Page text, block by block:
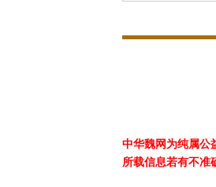
中华魏网为纯属公
所载信息若有不准